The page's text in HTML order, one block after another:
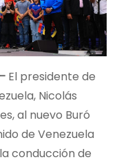
El presidente de
Nicolás
al nuevo Buró
de Venezuela
conducción de